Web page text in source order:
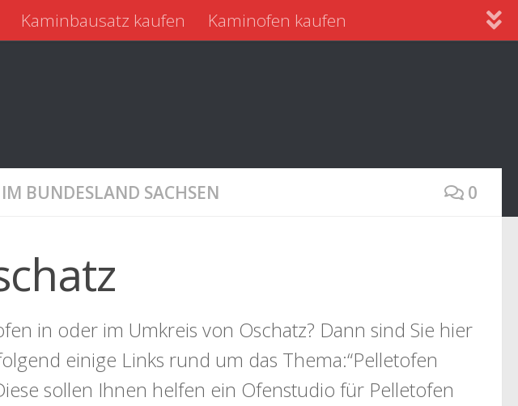
Kaminbausatz kaufen
Kaminofen kaufen
BUNDESLAND SACHSEN 0
in oder im Umkreis von Oschatz? Dann sind Sie hier
einige Links rund um das Thema:“Pelletofen
sollen Ihnen helfen ein Ofenstudio für Pelletofen